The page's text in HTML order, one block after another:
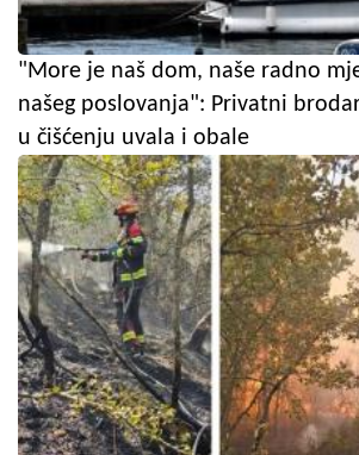
"More je naš dom, naše radno
našeg poslovanja": Privatni
u čišćenju uvala i obale